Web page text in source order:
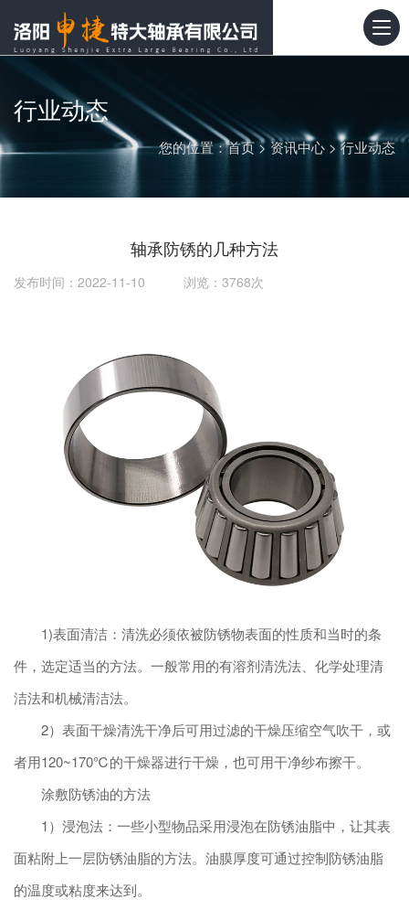
行业动态
您的位置：首页 > 资讯中心 >行业动态
轴承防锈的几种方法
发布时间：2022-11-10 浏览：3768次
1)表面清洁：清洗必须依被防锈物表面的性质和当时的条
件，选定适当的方法。一般常用的有溶剂清洗法、化学处理清
洁法和机械清洁法。
2）表面干燥清洗干净后可用过滤的干燥压缩空气吹干，或
者用120~170℃的干燥器进行干燥，也可用干净纱布擦干。
涂敷防锈油的方法
1）浸泡法：一些小型物品采用浸泡在防锈油脂中，让其表
面粘附上一层防锈油脂的方法。油膜厚度可通过控制防锈油脂
的温度或粘度来达到。